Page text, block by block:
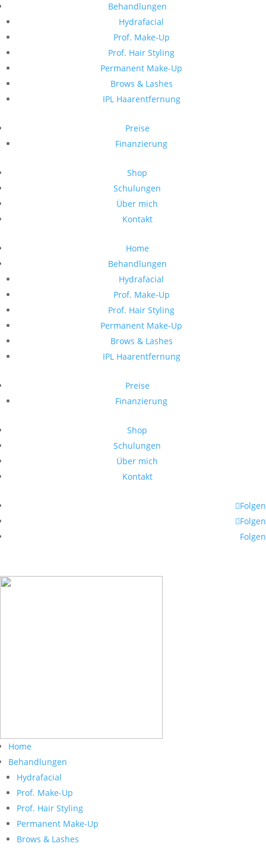
Behandlungen
Hydrafacial
Prof. Make-Up
Prof. Hair Styling
Permanent Make-Up
Brows & Lashes
IPL Haarentfernung
Preise
Finanzierung
Shop
Schulungen
Über mich
Kontakt
Home
Behandlungen
Hydrafacial
Prof. Make-Up
Prof. Hair Styling
Permanent Make-Up
Brows & Lashes
IPL Haarentfernung
Preise
Finanzierung
Shop
Schulungen
Über mich
Kontakt
Folgen
Folgen
Folgen
Home
Behandlungen
Hydrafacial
Prof. Make-Up
Prof. Hair Styling
Permanent Make-Up
Brows & Lashes